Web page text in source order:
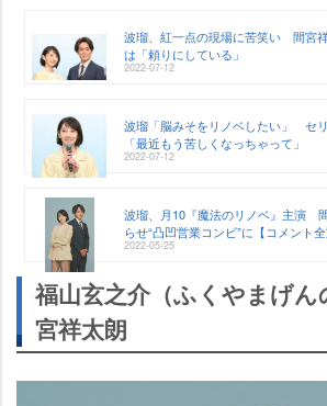
波瑠、紅一点の現場に苦笑い 間宮
は「頼りにしている」
2022-07-12
波瑠「脳みそをリノベしたい」 セ
「最近もう苦しくなっちゃって」
2022-07-12
波瑠、月10『魔法のリノベ』主演
らせ“凸凹営業コンビ”に【コメント全
2022-05-25
福山玄之介（ふくやまげ
宮祥太朗